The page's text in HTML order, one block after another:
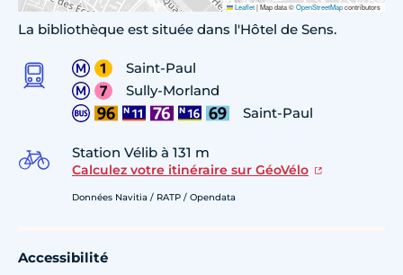
Leaflet|Map data ©OpenStreetMapcontributors
La bibliothèque est située dans l'Hôtel de Sens.
Saint-Paul
Sully-Morland
Saint-Paul
Station Vélib à 131 m
Calculez votre itinéraire sur GéoVélo
Données Navitia / RATP / Opendata
Accessibilité